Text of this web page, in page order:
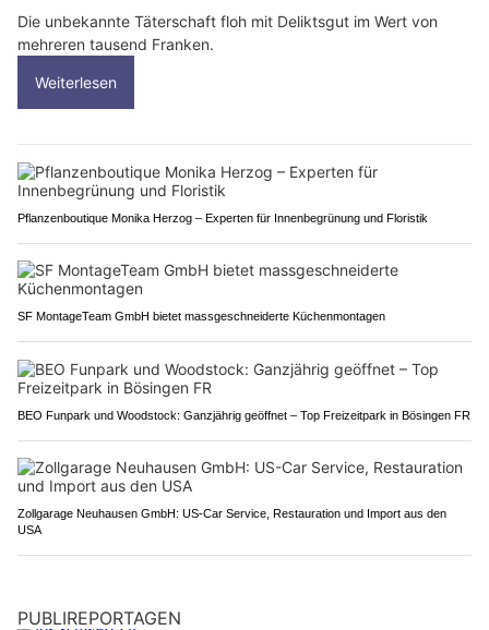
Die unbekannte Täterschaft floh mit Deliktsgut im Wert von
mehreren tausend Franken.
Weiterlesen
Pflanzenboutique Monika Herzog – Experten für Innenbegrünung und Floristik
SF MontageTeam GmbH bietet massgeschneiderte Küchenmontagen
BEO Funpark und Woodstock: Ganzjährig geöffnet – Top Freizeitpark in Bösingen FR
Zollgarage Neuhausen GmbH: US-Car Service, Restauration und Import aus den
USA
PUBLIREPORTAGEN